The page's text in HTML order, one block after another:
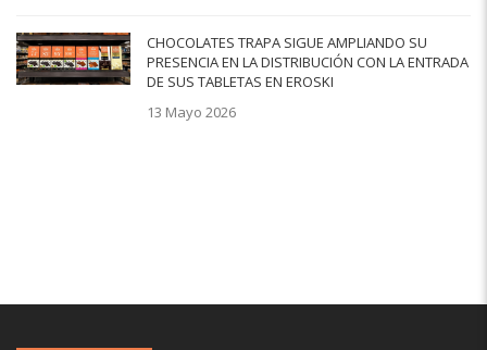
CHOCOLATES TRAPA SIGUE AMPLIANDO SU
PRESENCIA EN LA DISTRIBUCIÓN CON LA ENTRADA
DE SUS TABLETAS EN EROSKI
13 Mayo 2026